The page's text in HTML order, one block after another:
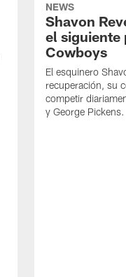
NEWS
Shavon
el siguiente
Cowboys
El esquinero
recuperación, su
competir
y George Pickens.